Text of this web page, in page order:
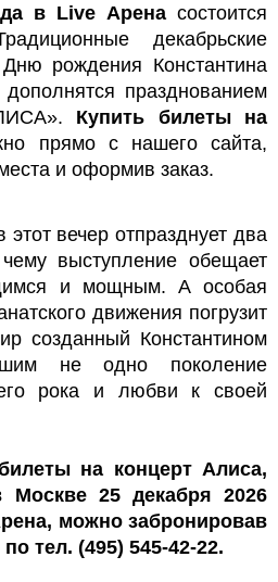
в Live Арена состоится
декабрьские
рождения Константина
празднованием
Купить билеты на
прямо с нашего сайта,
и оформив заказ.
вечер отпразднует два
выступление обещает
и мощным. А особая
движения погрузит
созданный Константином
не одно поколение
рока и любви к своей
на концерт Алиса,
Москве 25 декабря 2026
можно забронировав
тел. (495) 545-42-22.